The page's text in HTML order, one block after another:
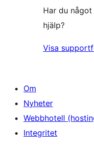
Har du
hjälp?
Visa
Om
Nyheter
Webbhotell
Integritet